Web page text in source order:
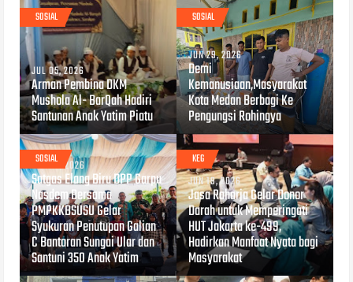
SOSIAL
JUL 05, 2026
Arman Pembina DKM
Mushola Al- BarQah Hadiri
Santunan Anak Yatim Piatu
SOSIAL
JUN 29, 2026
Demi
Kemanusiaan,Masyarakat
Kota Medan Berbagi Ke
Pengungsi Rohingya
SOSIAL
JUN 26, 2026
Satgas Elang Biru DPP Garpu
Nasdem Bersama
PMPKKBSUSU Gelar
Syukuran Penutupan Galian
C Bantaran Sungai Ular dan
Santuni 350 Anak Yatim
KEG
JUN 19, 2026
Jasa Raharja Gelar Donor
Darah untuk Memperingati
HUT Jakarta ke-499,
Hadirkan Manfaat Nyata bagi
Masyarakat